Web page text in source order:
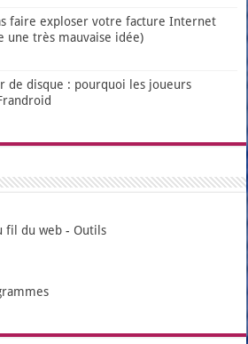
faire exploser votre facture Internet
une très mauvaise idée)
de disque : pourquoi les joueurs
fil du web - Outils